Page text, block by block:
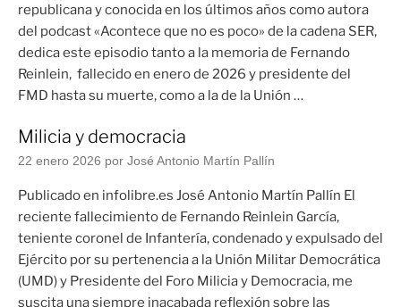
republicana y conocida en los últimos años como autora
del podcast «Acontece que no es poco» de la cadena SER,
dedica este episodio tanto a la memoria de Fernando
Reinlein, fallecido en enero de 2026 y presidente del
FMD hasta su muerte, como a la de la Unión …
Milicia y democracia
22 enero 2026 por José Antonio Martín Pallín
Publicado en infolibre.es José Antonio Martín Pallín El
reciente fallecimiento de Fernando Reinlein García,
teniente coronel de Infantería, condenado y expulsado del
Ejército por su pertenencia a la Unión Militar Democrática
(UMD) y Presidente del Foro Milicia y Democracia, me
suscita una siempre inacabada reflexión sobre las